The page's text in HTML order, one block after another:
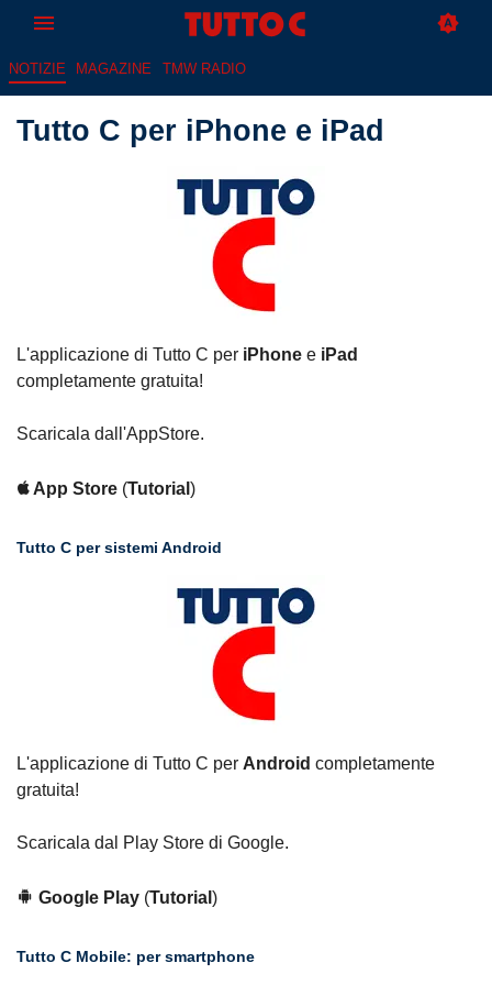
NOTIZIE MAGAZINE TMW RADIO
Tutto C per iPhone e iPad
L'applicazione di Tutto C per iPhone e iPad
completamente gratuita!
Scaricala dall'AppStore.
App Store (Tutorial )
Tutto C per sistemi Android
L'applicazione di Tutto C per Android completamente
gratuita!
Scaricala dal Play Store di Google.
Google Play (Tutorial )
Tutto C Mobile: per smartphone